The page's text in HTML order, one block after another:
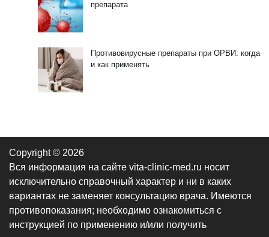
препарата
Противовирусные препараты при ОРВИ: когда
и как применять
Copyright © 2026
Вся информация на сайте vita-clinic-med.ru носит
исключительно справочный характер и ни в каких
вариантах не заменяет консультацию врача. Имеются
противопоказания; необходимо ознакомиться с
инструкцией по применению и/или получить